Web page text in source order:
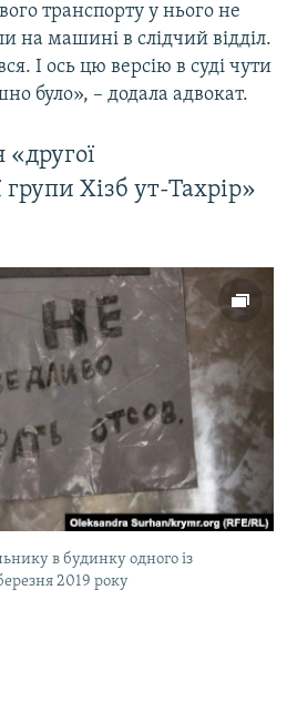
транспорту у нього не
на машині в слідчий відділ.
І ось цю версію в суді чути
було», – додала адвокат.
«другої
групи Хізб ут-Тахрір»
в будинку одного із
2019 року